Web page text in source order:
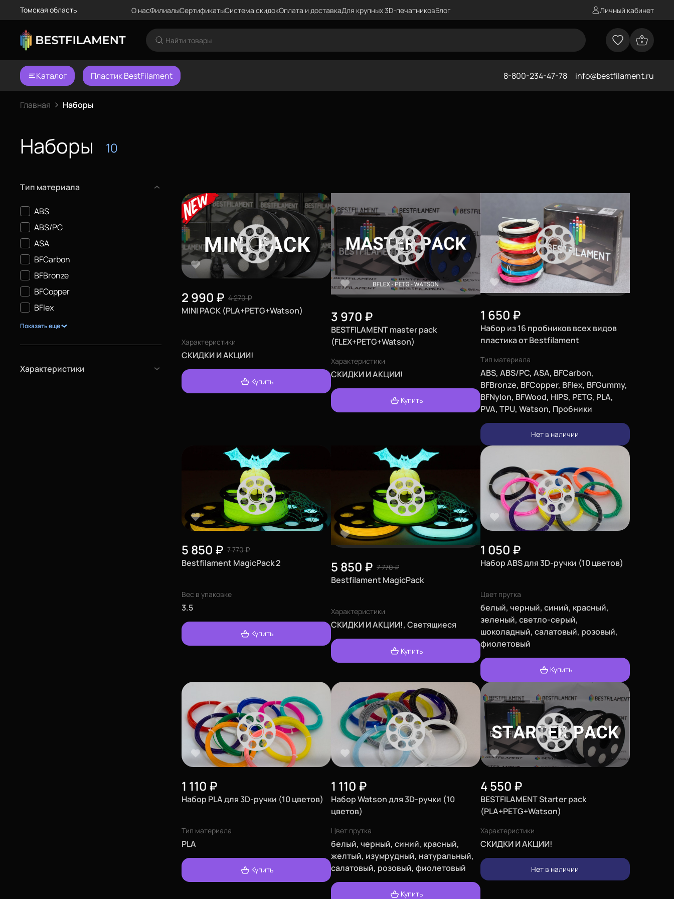
Томская область О насФилиалыСертификатыСистема скидокОплата и доставкаДля крупных 3D-печатниковБлог Личный кабинет
Каталог Пластик BestFilament 8-800-234-47-78 info@bestfilament.ru
Главная Наборы
Наборы 10
Тип материала
ABS
ABS/PC
ASA
BFCarbon
BFBronze
BFCopper
BFlex
Показать еще
Характеристики
2 990 ₽ 4 270₽
MINI PACK (PLA+PETG+Watson)
Характеристики
СКИДКИ И АКЦИИ!
Купить
3 970 ₽
BESTFILAMENT master pack
(FLEX+PETG+Watson)
Характеристики
СКИДКИ И АКЦИИ!
Купить
1 650 ₽
Набор из 16 пробников всех видов
пластика от Bestfilament
Тип материала
ABS, ABS/PC, ASA, BFCarbon,
BFBronze, BFCopper, BFlex, BFGummy,
BFNylon, BFWood, HIPS, PETG, PLA,
PVA, TPU, Watson, Пробники
Нет в наличии
5 850 ₽ 7 770₽
Bestfilament MagicPack 2
Вес в упаковке
3.5
Купить
5 850 ₽ 7 770₽
Bestfilament MagicPack
Характеристики
СКИДКИ И АКЦИИ!, Светящиеся
Купить
1 050 ₽
Набор ABS для 3D-ручки (10 цветов)
Цвет прутка
белый, черный, синий, красный,
зеленый, светло-серый,
шоколадный, салатовый, розовый,
фиолетовый
Купить
1 110 ₽
Набор PLA для 3D-ручки (10 цветов)
Тип материала
PLA
Купить
1 110 ₽
Набор Watson для 3D-ручки (10
цветов)
Цвет прутка
белый, черный, синий, красный,
желтый, изумрудный, натуральный,
салатовый, розовый, фиолетовый
Купить
4 550 ₽
BESTFILAMENT Starter pack
(PLA+PETG+Watson)
Характеристики
СКИДКИ И АКЦИИ!
Нет в наличии